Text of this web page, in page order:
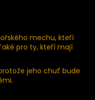
mechu, kteří
pro ty, kteří mají
jeho chuť bude